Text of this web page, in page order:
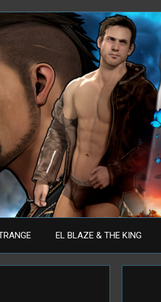
EL BLAZE & THE KING